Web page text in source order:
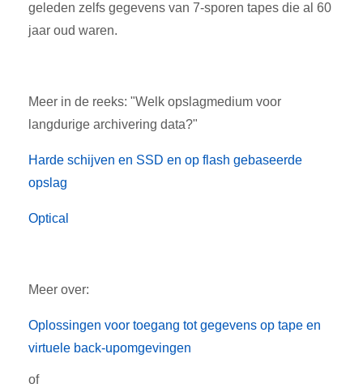
geleden zelfs gegevens van 7-sporen tapes die al 60
jaar oud waren.
Meer in de reeks: "Welk opslagmedium voor
langdurige archivering data?"
Harde schijven en SSD en op flash gebaseerde
opslag
Optical
Meer over:
Oplossingen voor toegang tot gegevens op tape en
virtuele back-upomgevingen
of